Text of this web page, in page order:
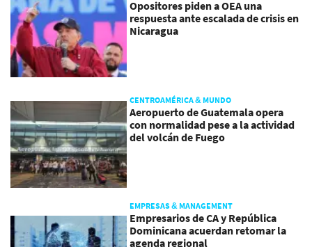
Opositores piden a OEA una
respuesta ante escalada de crisis en
Nicaragua
CENTROAMÉRICA & MUNDO
Aeropuerto de Guatemala opera
con normalidad pese a la actividad
del volcán de Fuego
EMPRESAS & MANAGEMENT
Empresarios de CA y República
Dominicana acuerdan retomar la
agenda regional